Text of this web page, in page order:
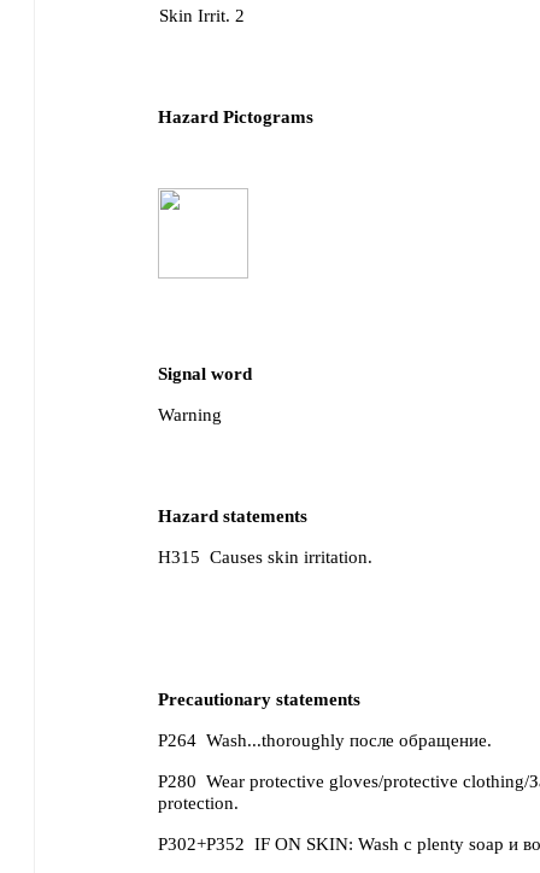
Skin Irrit. 2
Hazard Pictograms
Signal word
Warning
Hazard statements
H315 Causes skin irritation.
Precautionary statements
P264 Wash...thoroughly после обращение.
P280 Wear protective gloves/protective clothing/
protection.
P302+P352 IF ON SKIN: Wash с plenty soap и